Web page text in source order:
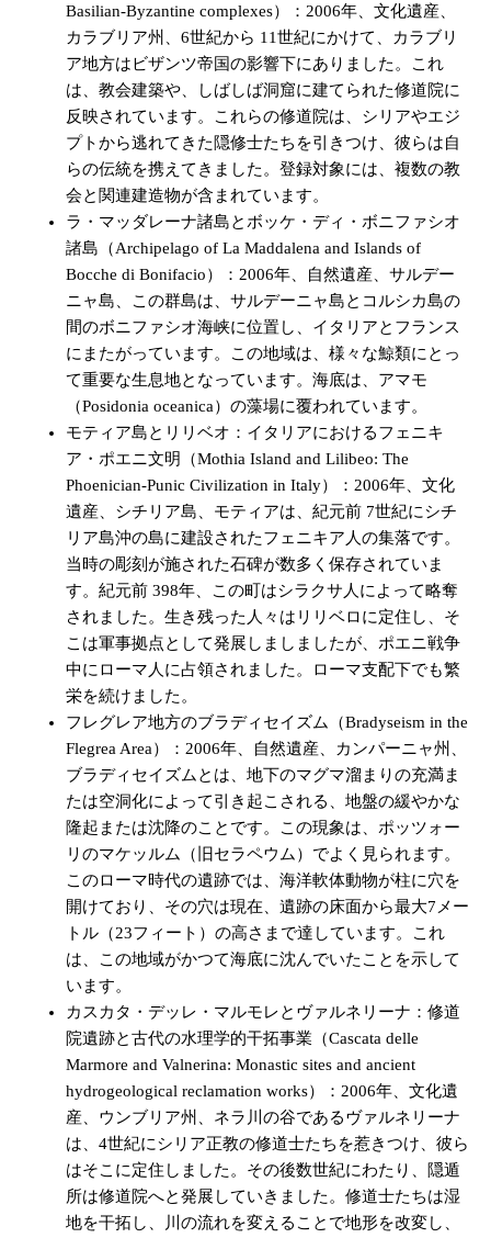
Basilian-Byzantine complexes）：2006年、文化遺産、
カラブリア州、6世紀から 11世紀にかけて、カラブリ
ア地方はビザンツ帝国の影響下にありました。これ
は、教会建築や、しばしば洞窟に建てられた修道院に
反映されています。これらの修道院は、シリアやエジ
プトから逃れてきた隠修士たちを引きつけ、彼らは自
らの伝統を携えてきました。登録対象には、複数の教
会と関連建造物が含まれています。
ラ・マッダレーナ諸島とボッケ・ディ・ボニファシオ
諸島（Archipelago of La Maddalena and Islands of
Bocche di Bonifacio）：2006年、自然遺産、サルデー
ニャ島、この群島は、サルデーニャ島とコルシカ島の
間のボニファシオ海峡に位置し、イタリアとフランス
にまたがっています。この地域は、様々な鯨類にとっ
て重要な生息地となっています。海底は、アマモ
（Posidonia oceanica）の藻場に覆われています。
モティア島とリリベオ：イタリアにおけるフェニキ
ア・ポエニ文明（Mothia Island and Lilibeo: The
Phoenician-Punic Civilization in Italy）：2006年、文化
遺産、シチリア島、モティアは、紀元前 7世紀にシチ
リア島沖の島に建設されたフェニキア人の集落です。
当時の彫刻が施された石碑が数多く保存されていま
す。紀元前 398年、この町はシラクサ人によって略奪
されました。生き残った人々はリリベロに定住し、そ
こは軍事拠点として発展しましましたが、ポエニ戦争
中にローマ人に占領されました。ローマ支配下でも繁
栄を続けました。
フレグレア地方のブラディセイズム（Bradyseism in the
Flegrea Area）：2006年、自然遺産、カンパーニャ州、
ブラディセイズムとは、地下のマグマ溜まりの充満ま
たは空洞化によって引き起こされる、地盤の緩やかな
隆起または沈降のことです。この現象は、ポッツォー
リのマケッルム（旧セラペウム）でよく見られます。
このローマ時代の遺跡では、海洋軟体動物が柱に穴を
開けており、その穴は現在、遺跡の床面から最大7メー
トル（23フィート）の高さまで達しています。これ
は、この地域がかつて海底に沈んでいたことを示して
います。
カスカタ・デッレ・マルモレとヴァルネリーナ：修道
院遺跡と古代の水理学的干拓事業（Cascata delle
Marmore and Valnerina: Monastic sites and ancient
hydrogeological reclamation works）：2006年、文化遺
産、ウンブリア州、ネラ川の谷であるヴァルネリーナ
は、4世紀にシリア正教の修道士たちを惹きつけ、彼ら
はそこに定住しました。その後数世紀にわたり、隠遁
所は修道院へと発展していきました。修道士たちは湿
地を干拓し、川の流れを変えることで地形を改変し、